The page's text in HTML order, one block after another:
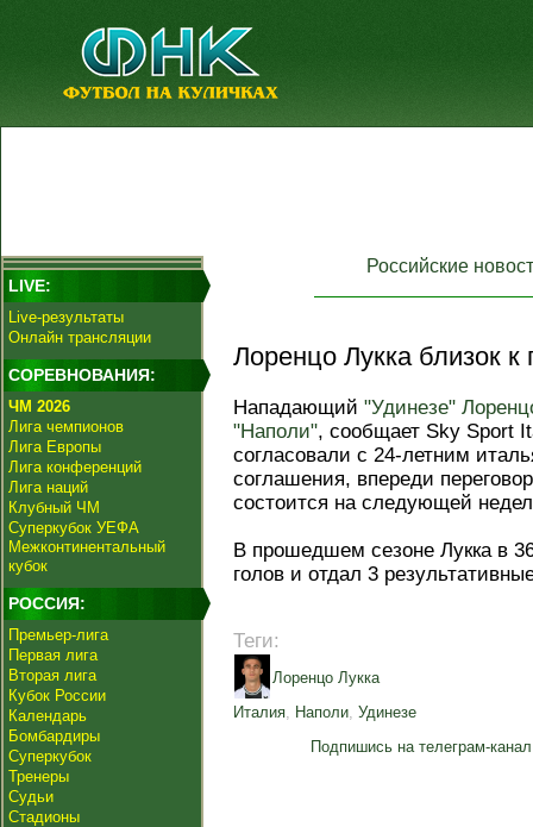
LIVE:
Live-результаты
Онлайн трансляции
СОРЕВНОВАНИЯ:
ЧМ 2026
Лига чемпионов
Лига Европы
Лига конференций
Лига наций
Клубный ЧМ
Суперкубок УЕФА
Межконтинентальный
кубок
РОССИЯ:
Премьер-лига
Первая лига
Вторая лига
Кубок России
Календарь
Бомбардиры
Суперкубок
Тренеры
Судьи
Стадионы
Российские
Лоренцо Лукка близок
Нападающий "Удинезе"
"Наполи", сообщает Sky Sport
согласовали с 24-летним
соглашения, впереди
состоится на следующей
В прошедшем сезоне Лукка в
голов и отдал 3
Теги:
Лоренцо Лукка
Италия, Наполи, Удинезе
Подпишись на телеграм-